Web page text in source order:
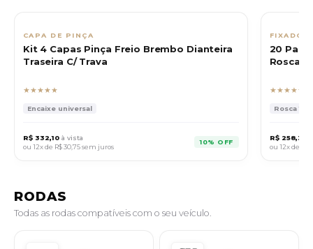
CAPA DE PINÇA
Kit 4 Capas Pinça Freio Brembo Dianteira
Traseira C/ Trava
★★★★★
Encaixe universal
R$ 332,10 à vista
ou 12x de R$ 30,75sem juros
10% OFF
20
Rosca
★★★★★
Rosca
R$ 258,30
ou 12x de
RODAS
Todas as rodas compatíveis com o seu veículo.